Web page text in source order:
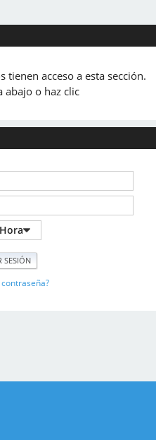
tienen acceso a esta sección.
abajo o haz clic